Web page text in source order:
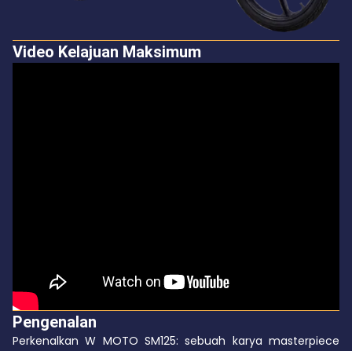
Video Kelajuan Maksimum
Pengenalan
Perkenalkan W MOTO SM125: sebuah karya masterpiece